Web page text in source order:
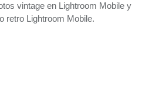
vintage en Lightroom Mobile y
retro Lightroom Mobile.